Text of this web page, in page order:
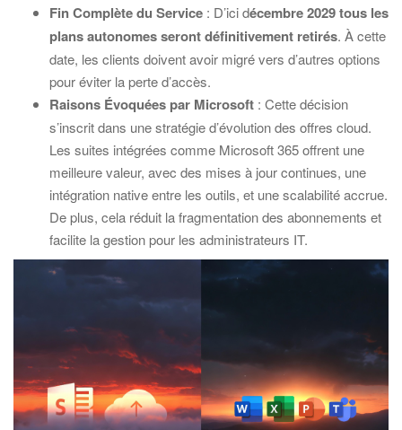
Fin Complète du Service : D’ici décembre 2029 tous les
plans autonomes seront définitivement retirés. À cette
date, les clients doivent avoir migré vers d’autres options
pour éviter la perte d’accès.
Raisons Évoquées par Microsoft : Cette décision
s’inscrit dans une stratégie d’évolution des offres cloud.
Les suites intégrées comme Microsoft 365 offrent une
meilleure valeur, avec des mises à jour continues, une
intégration native entre les outils, et une scalabilité accrue.
De plus, cela réduit la fragmentation des abonnements et
facilite la gestion pour les administrateurs IT.